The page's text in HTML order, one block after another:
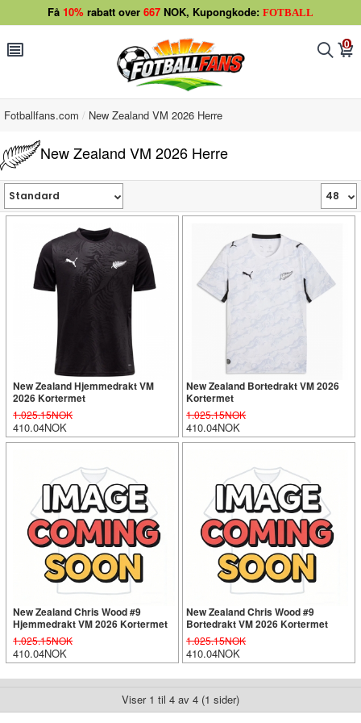
Få 10% rabatt over 667 NOK, Kupongkode: FOTBALL
󰂩 󰂨 0
󰃦
Fotballfans.com New Zealand VM 2026 Herre
New Zealand VM 2026 Herre
New Zealand Hjemmedrakt VM
2026 Kortermet
1.025.15NOK
410.04NOK
New Zealand Bortedrakt VM 2026
Kortermet
1.025.15NOK
410.04NOK
New Zealand Chris Wood #9
Hjemmedrakt VM 2026 Kortermet
1.025.15NOK
410.04NOK
New Zealand Chris Wood #9
Bortedrakt VM 2026 Kortermet
1.025.15NOK
410.04NOK
Viser 1 til 4 av 4 (1 sider)